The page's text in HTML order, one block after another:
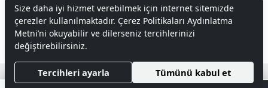
© 2020Mnpc. Tüm hakları saklıdır.
Hipotenüs Yeni Nesil E-Ticaret Sistemleri ile Hazırlanmıştır.
Size daha iyi hizmet verebilmek için internet sitemizde
çerezler kullanılmaktadır. Çerez Politikaları Aydınlatma
Metni’ni okuyabilir ve dilerseniz tercihlerinizi
değiştirebilirsiniz.
Tercihleri ayarla Tümünü kabul et